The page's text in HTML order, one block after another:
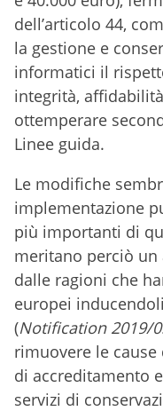
dell’articolo 44,
la gestione e
informatici il
integrità,
ottemperare
Linee guida.
Le modifiche
implementazione
più importanti di
meritano perciò
dalle ragioni che
europei
(Notification 2019/
rimuovere le
di accreditamento
servizi di